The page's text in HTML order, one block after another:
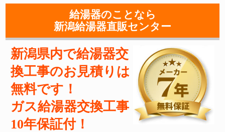
給湯器のことなら
新潟給湯器直販センター
新潟県内で給湯器交
換工事のお見積りは
無料です！
ガス給湯器交換工事
10年保証付！